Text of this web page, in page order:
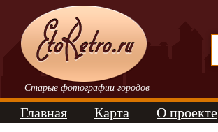
Старые фотографии городов
Главная Карта О проекте